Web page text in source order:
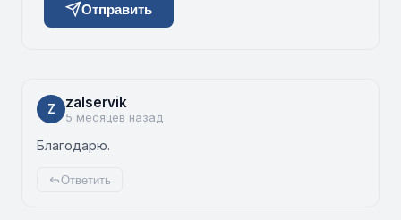
Отправить
Z zalservik
5 месяцев назад
Благодарю.
Ответить